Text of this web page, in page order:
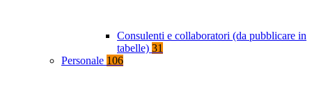
Consulenti e collaboratori (da pubblicare in
tabelle) 31
Personale 106